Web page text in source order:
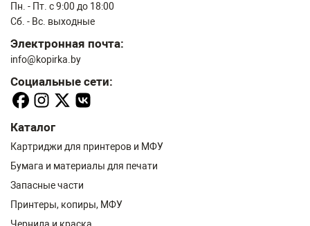
Пн. - Пт. с 9:00 до 18:00
Сб. - Вс. выходные
Электронная почта:
info@kopirka.by
Социальные сети:
Каталог
Картриджи для принтеров и МФУ
Бумага и материалы для печати
Запасные части
Принтеры, копиры, МФУ